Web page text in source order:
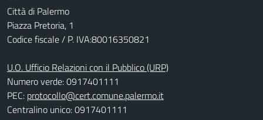
Città di Palermo
Piazza Pretoria, 1
Codice fiscale / P. IVA:80016350821
U.O. Ufficio Relazioni con il Pubblico (URP)
Numero verde: 0917401111
PEC: protocollo@cert.comune.palermo.it
Centralino unico: 0917401111